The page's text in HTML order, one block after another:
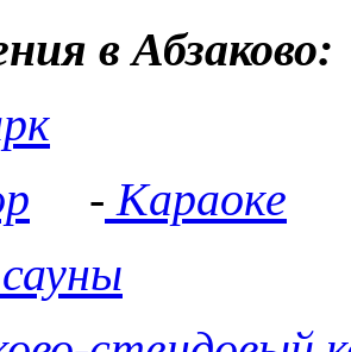
в Абзаково:
- Караоке